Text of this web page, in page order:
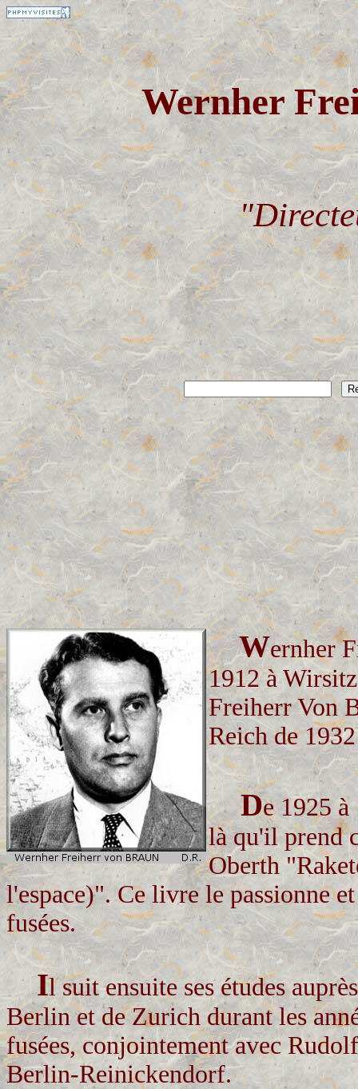
Wernher
Wernher
1912 à
Freiherr Von
Reich de
De 1925
là qu'il prend
Oberth
l'espace)". Ce livre le passionne
fusées.
Il suit ensuite ses études
Berlin et de Zurich durant les
fusées, conjointement avec
Berlin-Reinickendorf.